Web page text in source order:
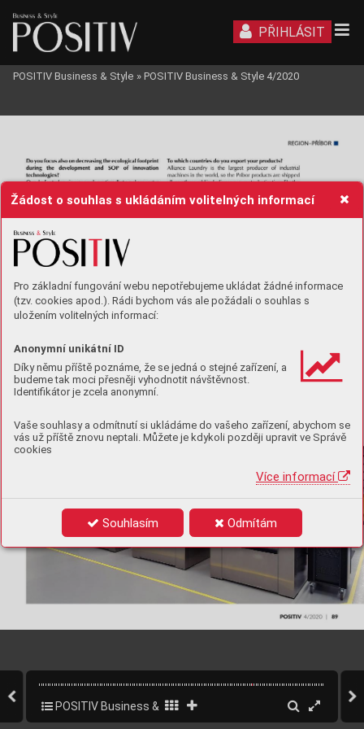
Žádost o souhlas s ukládáním volitelných informací
Pro základní fungování webu nepotřebujeme ukládat žádné informace
(tzv. cookies apod.). Rádi bychom vás ale požádali o souhlas s
uložením volitelných informací:
Anonymní unikátní ID
Díky němu příště poznáme, že se jedná o stejné zařízení, a
budeme tak moci přesněji vyhodnotit návštěvnost.
Identifikátor je zcela anonymní.
Vaše souhlasy a odmítnutí si ukládáme do vašeho zařízení, abychom se
vás už příště znovu neptali. Můžete je kdykoli později upravit ve Správě
cookies
Více informací
Souhlasím Odmítám
PŘIHLÁSIT
POSITIV Business & Style » POSITIV Business & Style 4/2020
POSITIV Business & Style 4/2020